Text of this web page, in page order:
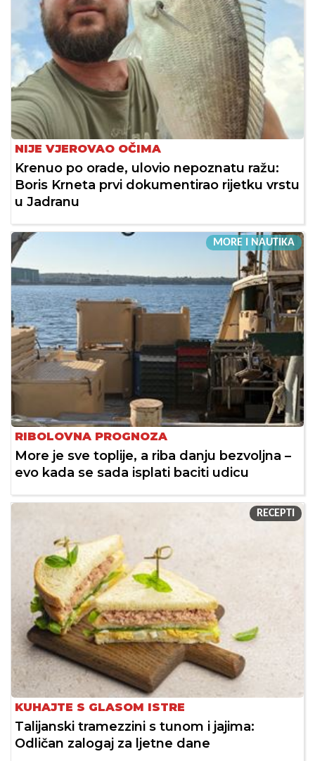
NIJE VJEROVAO OČIMA
Krenuo po orade, ulovio nepoznatu ražu:
Boris Krneta prvi dokumentirao rijetku vrstu
u Jadranu
MORE I NAUTIKA
RIBOLOVNA PROGNOZA
More je sve toplije, a riba danju bezvoljna –
evo kada se sada isplati baciti udicu
RECEPTI
KUHAJTE S GLASOM ISTRE
Talijanski tramezzini s tunom i jajima:
Odličan zalogaj za ljetne dane